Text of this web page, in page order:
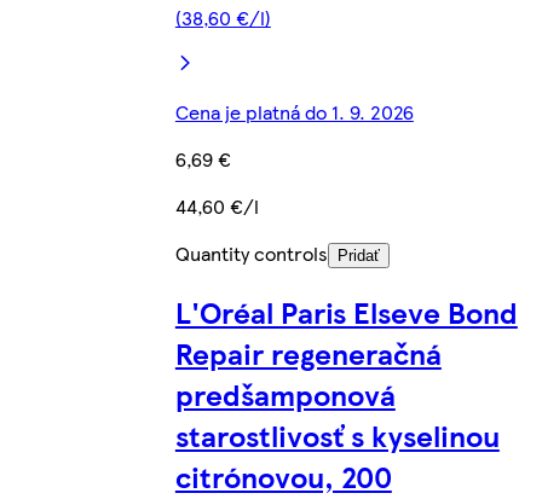
(38,60 €/l)
Cena je platná do 1. 9. 2026
6,69 €
44,60 €/l
Quantity controls
Pridať
L'Oréal Paris Elseve Bond
Repair regeneračná
predšamponová
starostlivosť s kyselinou
citrónovou, 200